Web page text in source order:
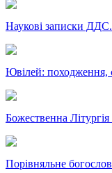
Наукові записки
Ювілей: походження,
Божественна Літургія
Порівняльне